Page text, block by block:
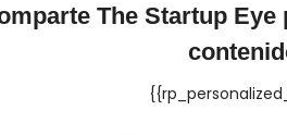
The Startup Eye